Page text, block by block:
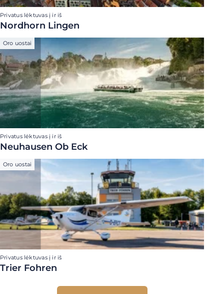
Privatus lėktuvas į ir iš
Nordhorn Lingen
Oro uostai
Privatus lėktuvas į ir iš
Neuhausen Ob Eck
Oro uostai
Privatus lėktuvas į ir iš
Trier Fohren